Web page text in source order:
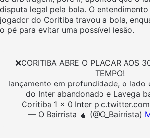
disputa legal pela bola. O
jogador do Coritiba travou a bola,
o pé para evitar uma possível lesão.
❌CORITIBA ABRE O PLACAR AOS
TEMPO!
lançamento em profundidade, o lado
do Inter abandonado e Lavega
Coritiba 1 x 0 Inter
— O Bairrista 🧉 (@O_Bairrista)